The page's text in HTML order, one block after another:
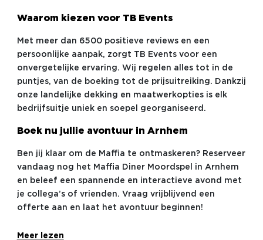
Waarom kiezen voor TB Events
Met meer dan 6500 positieve reviews en een
persoonlijke aanpak, zorgt TB Events voor een
onvergetelijke ervaring. Wij regelen alles tot in de
puntjes, van de boeking tot de prijsuitreiking. Dankzij
onze landelijke dekking en maatwerkopties is elk
bedrijfsuitje uniek en soepel georganiseerd.
Boek nu jullie avontuur in Arnhem
Ben jij klaar om de Maffia te ontmaskeren? Reserveer
vandaag nog het Maffia Diner Moordspel in Arnhem
en beleef een spannende en interactieve avond met
je collega’s of vrienden. Vraag vrijblijvend een
offerte aan en laat het avontuur beginnen!
Meer lezen